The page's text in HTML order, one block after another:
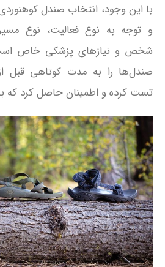
با این وجود، انتخاب صندل
و توجه به نوع فعالیت، نوع
شخص و نیازهای پزشکی خاص
صندل‌ها را به مدت کوتاهی قبل
تست کرده و اطمینان حاصل کرد که